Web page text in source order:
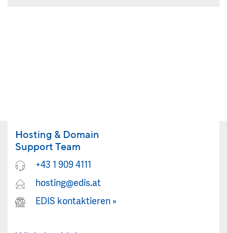
Hosting & Domain
Support Team
+43 1 909 4111
hosting@edis.at
EDIS kontaktieren »